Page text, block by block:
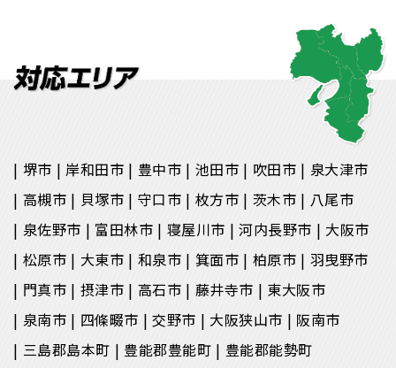
堺市 岸和田市 豊中市 池田市 吹田市
泉大津市
高槻市
貝塚市 守口市 枚方市 茨木市
八尾市
泉佐野市
富田林市 寝屋川市 河内長野市
大阪市
松原市
大東市 和泉市 箕面市 柏原市
羽曳野市
門真市
摂津市 高石市 藤井寺市
東大阪市
泉南市
四條畷市 交野市 大阪狭山市
阪南市
三島郡島本町
豊能郡豊能町
豊能郡能勢町